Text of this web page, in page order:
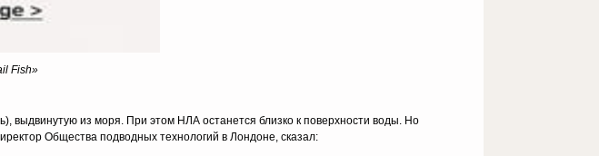
Fish»
выдвинутую из моря. При этом НЛА останется близко к поверхности воды. Но
Общества подводных технологий в Лондоне, сказал: